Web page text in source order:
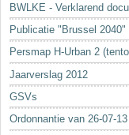
Sleutelwoorden
Stedenbouwkundige
BWLKE - Verklarend
Publicatie "Brussel 2040"
Persmap H-Urban 2
Jaarverslag 2012
GSVs
Ordonnantie van 26-07-